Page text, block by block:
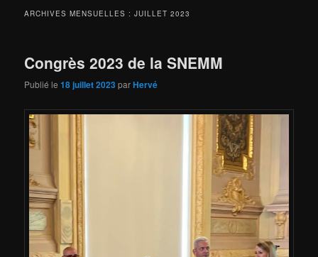
ARCHIVES MENSUELLES :JUILLET 2023
Congrès 2023 de la SNEMM
Publié le18 juillet 2023parHervé